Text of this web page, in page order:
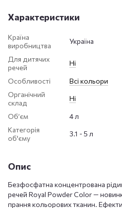
Характеристики
Країна
виробництва
Україна
Для дитячих
речей
Ні
Особливості
Всі кольори
Органічний
склад
Ні
Обʼєм
4 л
Категорія
об'єму
3.1 - 5 л
Опис
Безфосфатна концентрована
речей Royal Powder Color —
прання кольорових тканин.